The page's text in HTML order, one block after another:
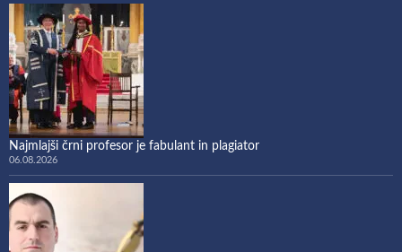
Najmlajši črni profesor je fabulant in plagiator
06.08.2026